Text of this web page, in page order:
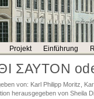
Projekt Einführung
ΣΑΥΤΟΝ
von: Karl Philipp Moritz,
herausgegeben von Sheila